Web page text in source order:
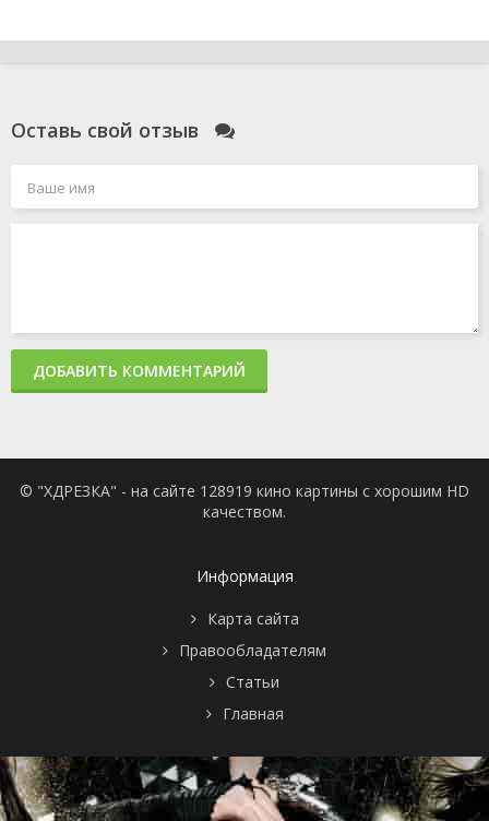
Оставь свой отзыв
ДОБАВИТЬ КОММЕНТАРИЙ
© "ХДРЕЗКА" - на сайте 128919 кино картины с хорошим HD
качеством.
Информация
Карта сайта
Правообладателям
Статьи
Главная